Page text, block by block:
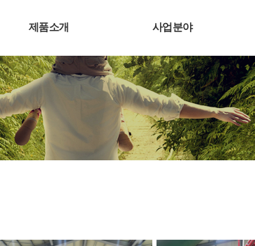
제품소개 사업분야